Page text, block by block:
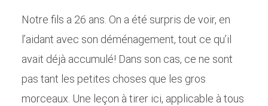
Notre fils a 26 ans. On a été surpris de voir, en
l’aidant avec son déménagement, tout ce qu’il
avait déjà accumulé! Dans son cas, ce ne sont
pas tant les petites choses que les gros
morceaux. Une leçon à tirer ici, applicable à tous